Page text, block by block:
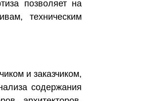
позволяет на
техническим
и заказчиком,
содержания